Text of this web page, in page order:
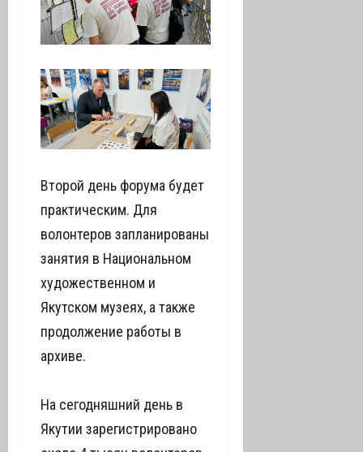
Второй день форума будет
практическим. Для
волонтеров запланированы
занятия в Национальном
художественном и
Якутском музеях, а также
продолжение работы в
архиве.
На сегодняшний день в
Якутии зарегистрировано